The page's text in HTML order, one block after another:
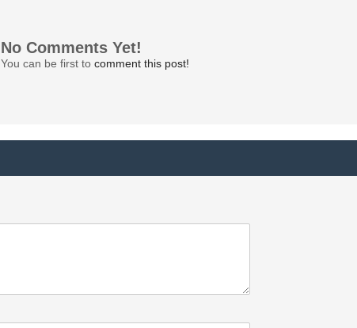
No Comments Yet!
You can be first to comment this post!